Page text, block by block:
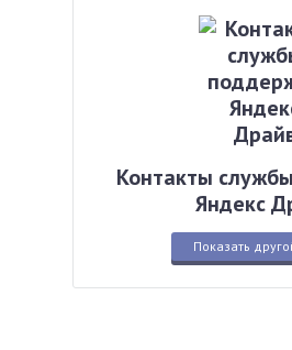
Контакты
Яндекс
Показать